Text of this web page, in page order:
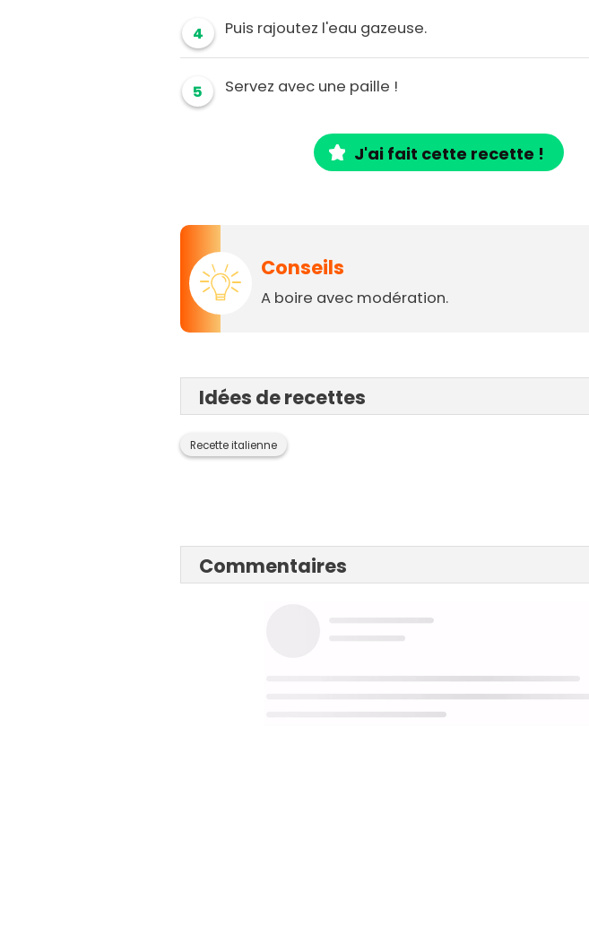
4 Puis rajoutez l'eau gazeuse.
5 Servez avec une paille !
J'ai fait cette recette !
Conseils
A boire avec modération.
Idées de recettes
Recette italienne
Commentaires